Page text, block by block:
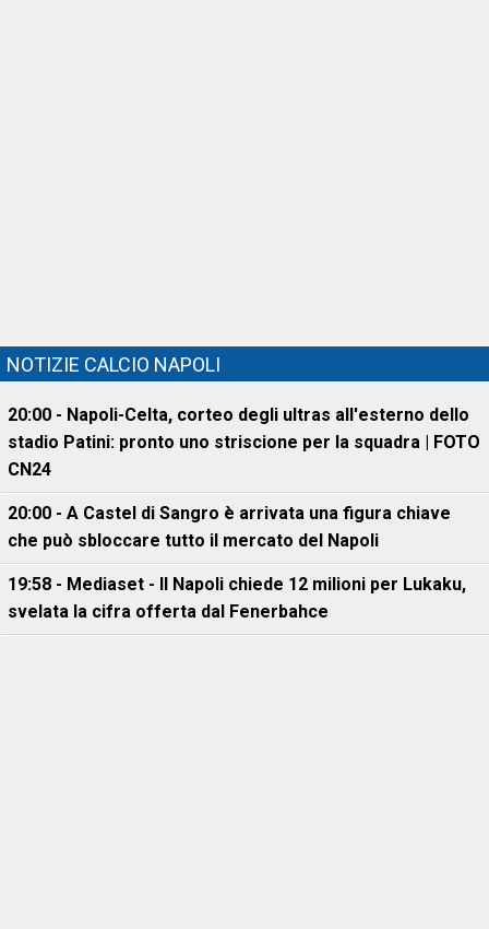
NOTIZIE CALCIO NAPOLI
20:00 - Napoli-Celta, corteo degli ultras all'esterno dello
stadio Patini: pronto uno striscione per la squadra | FOTO
CN24
20:00 - A Castel di Sangro è arrivata una figura chiave
che può sbloccare tutto il mercato del Napoli
19:58 - Mediaset - Il Napoli chiede 12 milioni per Lukaku,
svelata la cifra offerta dal Fenerbahce